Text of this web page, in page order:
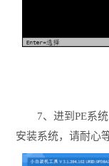
7、进到PE系统
安装系统，请耐心